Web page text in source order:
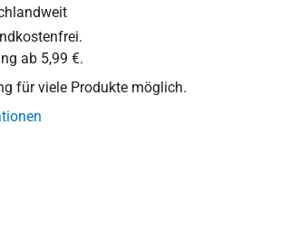
ab 5,99 €.
für viele Produkte möglich.